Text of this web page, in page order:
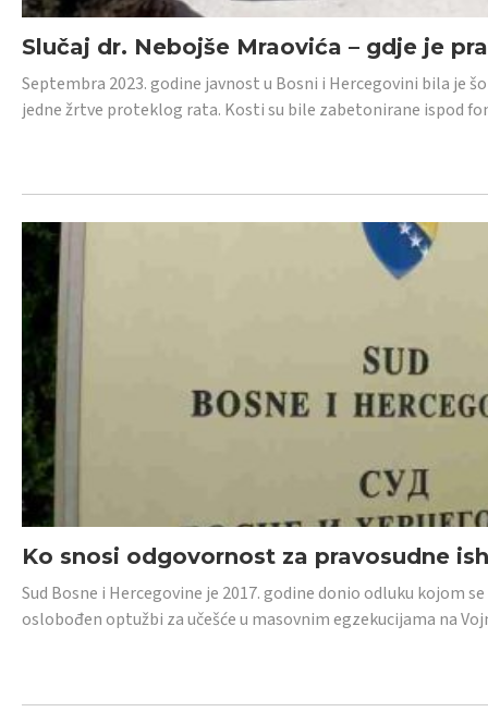
Slučaj dr. Nebojše Mraovića – gdje je
Septembra 2023. godine javnost u Bosni i Hercegovini bila je
jedne žrtve proteklog rata. Kosti su bile zabetonirane ispod
Ko snosi odgovornost za pravosudne
Sud Bosne i Hercegovine je 2017. godine donio odluku kojom
oslobođen optužbi za učešće u masovnim egzekucijama na